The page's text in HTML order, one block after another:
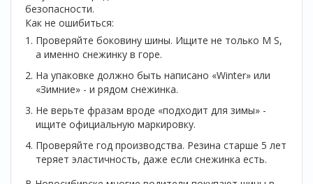
безопасности.
Как не ошибиться:
Проверяйте боковину шины. Ищите не только M S,
а именно снежинку в горе.
На упаковке должно быть написано «Winter» или
«Зимние» - и рядом снежинка.
Не верьте фразам вроде «подходит для зимы» -
ищите официальную маркировку.
Проверяйте год производства. Резина старше 5 лет
теряет эластичность, даже если снежинка есть.